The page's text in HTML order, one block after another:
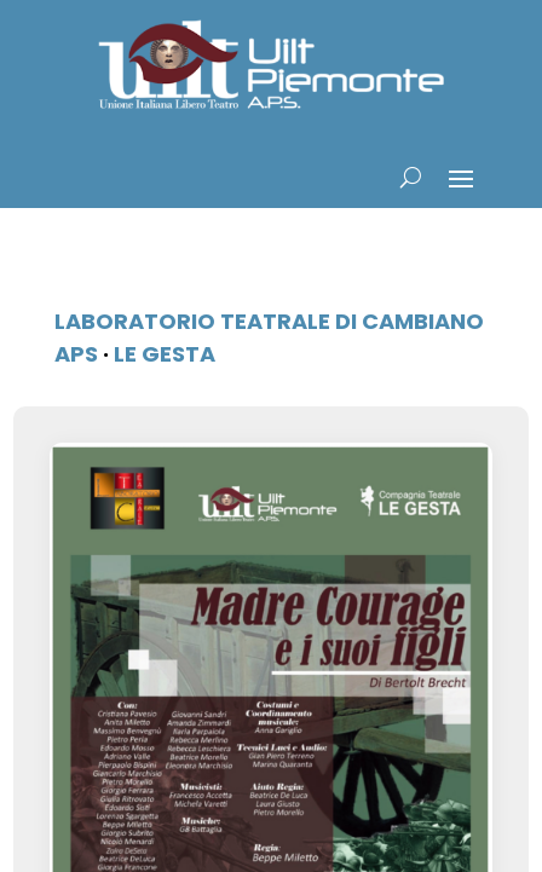
LABORATORIO TEATRALE DI CAMBIANO
APS · LE GESTA